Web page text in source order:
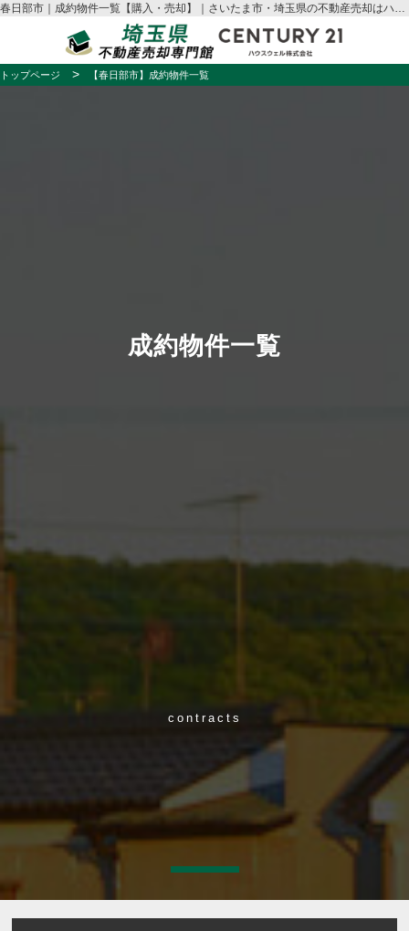
春日部市｜成約物件一覧【購入・売却】｜さいたま市・埼玉県の不動産売却はハウスウェル
トップページ 【春日部市】成約物件一覧
成約物件一覧
contracts